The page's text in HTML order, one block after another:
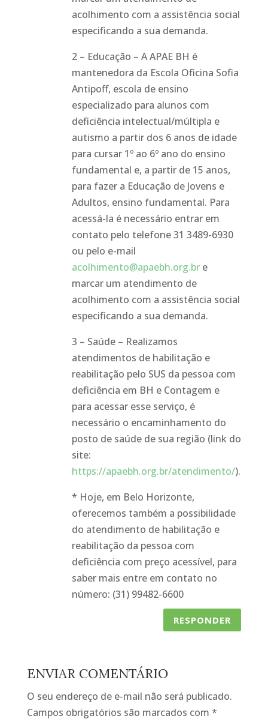
acolhimento com a assistência social
especificando a sua demanda.
2 – Educação – A APAE BH é
mantenedora da Escola Oficina Sofia
Antipoff, escola de ensino
especializado para alunos com
deficiência intelectual/múltipla e
autismo a partir dos 6 anos de idade
para cursar 1º ao 6º ano do ensino
fundamental e, a partir de 15 anos,
para fazer a Educação de Jovens e
Adultos, ensino fundamental. Para
acessá-la é necessário entrar em
contato pelo telefone 31 3489-6930
ou pelo e-mail
acolhimento@apaebh.org.bre
marcar um atendimento de
acolhimento com a assistência social
especificando a sua demanda.
3 – Saúde – Realizamos
atendimentos de habilitação e
reabilitação pelo SUS da pessoa com
deficiência em BH e Contagem e
para acessar esse serviço, é
necessário o encaminhamento do
posto de saúde de sua região (link do
site:
https://apaebh.org.br/atendimento/).
* Hoje, em Belo Horizonte,
oferecemos também a possibilidade
do atendimento de habilitação e
reabilitação da pessoa com
deficiência com preço acessível, para
saber mais entre em contato no
número: (31) 99482-6600
RESPONDER
ENVIAR COMENTÁRIO
O seu endereço de e-mail não será publicado.
Campos obrigatórios são marcados com *